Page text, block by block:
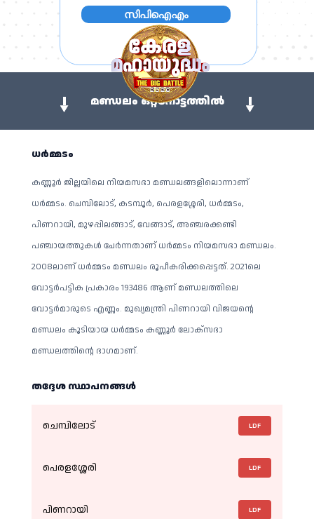
സിപിഐഎം
മണ്ഡലം ഒറ്റനോട്ടത്തിൽ
ധർമ്മടം
കണ്ണൂർ ജില്ലയിലെ നിയമസഭാ മണ്ഡലങ്ങളിലൊന്നാണ്
ധർമ്മടം. ചെമ്പിലോട്, കടമ്പൂർ, പെരളശ്ശേരി, ധർമ്മടം,
പിണറായി, മുഴപ്പിലങ്ങാട്, വേങ്ങാട്, അഞ്ചരക്കണ്ടി
പഞ്ചായത്തുകൾ ചേർന്നതാണ് ധർമ്മടം നിയമസഭാ മണ്ഡലം.
2008ലാണ് ധർമ്മടം മണ്ഡലം രൂപീകരിക്കപ്പെട്ടത്. 2021ലെ
വോട്ടർപട്ടിക പ്രകാരം 193486 ആണ് മണ്ഡലത്തിലെ
വോട്ടർമാരുടെ എണ്ണം. മുഖ്യമന്ത്രി പിണറായി വിജയൻ്റെ
മണ്ഡലം കൂടിയായ ധർമ്മടം കണ്ണൂർ ലോക്‌സഭാ
മണ്ഡലത്തിൻ്റെ ഭാഗമാണ്.
തദ്ദേശ സ്ഥാപനങ്ങള്‍
ചെമ്പിലോട് LDF
പെരളശ്ശേരി LDF
പിണറായി LDF